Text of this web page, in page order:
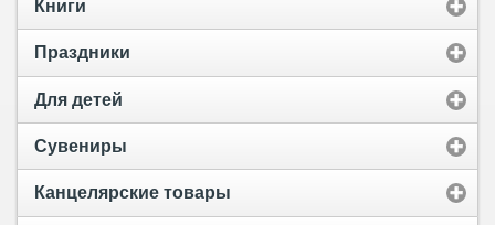
Книги
Праздники
Для детей
Сувениры
Канцелярские товары